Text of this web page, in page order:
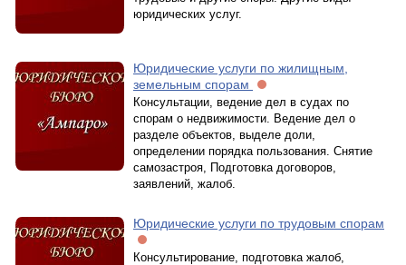
юридических услуг.
Юридические услуги по жилищным,
земельным спорам
Консультации, ведение дел в судах по
спорам о недвижимости. Ведение дел о
разделе объектов, выделе доли,
определении порядка пользования. Снятие
самозастроя, Подготовка договоров,
заявлений, жалоб.
Юридические услуги по трудовым спорам
Консультирование, подготовка жалоб,